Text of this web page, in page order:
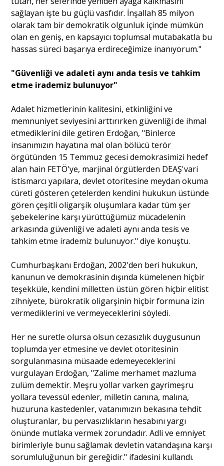
sağlayan işte bu güçlü vasfıdır. İnşallah 85 milyon
olarak tam bir demokratik olgunluk içinde mümkün
olan en geniş, en kapsayıcı toplumsal mutabakatla bu
hassas süreci başarıya erdireceğimize inanıyorum."
"Güvenliği ve adaleti aynı anda tesis ve tahkim
etme irademiz bulunuyor"
Adalet hizmetlerinin kalitesini, etkinliğini ve
memnuniyet seviyesini arttırırken güvenliği de ihmal
etmediklerini dile getiren Erdoğan, "Binlerce
insanımızın hayatına mal olan bölücü terör
örgütünden 15 Temmuz gecesi demokrasimizi hedef
alan hain FETÖ'ye, marjinal örgütlerden DEAŞ'vari
istismarcı yapılara, devlet otoritesine meydan okuma
cüreti gösteren çetelerden kendini hukukun üstünde
gören çeşitli oligarşik oluşumlara kadar tüm şer
şebekelerine karşı yürüttüğümüz mücadelenin
arkasında güvenliği ve adaleti aynı anda tesis ve
tahkim etme irademiz bulunuyor." diye konuştu.
Cumhurbaşkanı Erdoğan, 2002'den beri hukukun,
kanunun ve demokrasinin dışında kümelenen hiçbir
teşekküle, kendini milletten üstün gören hiçbir elitist
zihniyete, bürokratik oligarşinin hiçbir formuna izin
vermediklerini ve vermeyeceklerini söyledi.
Her ne suretle olursa olsun cezasızlık duygusunun
toplumda yer etmesine ve devlet otoritesinin
sorgulanmasına müsaade edemeyeceklerini
vurgulayan Erdoğan, "Zalime merhamet mazluma
zulüm demektir. Meşru yollar varken gayrimeşru
yollara tevessül edenler, milletin canına, malına,
huzuruna kastedenler, vatanımızın bekasına tehdit
oluşturanlar, bu pervasızlıkların hesabını yargı
önünde mutlaka vermek zorundadır. Adli ve emniyet
birimleriyle bunu sağlamak devletin vatandaşına karşı
sorumluluğunun bir gereğidir." ifadesini kullandı.